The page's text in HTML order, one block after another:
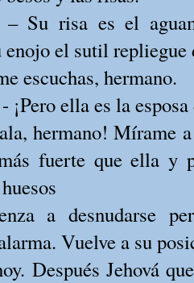
– Su risa es el
enojo el sutil repliegue
escuchas, hermano.
¡Pero ella es la
hermano! Mírame
fuerte que ella y
a desnudarse
Vuelve a su
Después Jehová